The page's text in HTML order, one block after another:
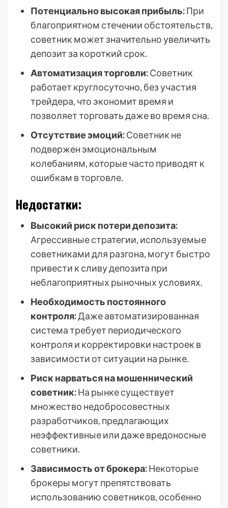
Потенциально высокая прибыль:При
благоприятном стечении обстоятельств,
советник может значительно увеличить
депозит за короткий срок.
Автоматизация торговли:Советник
работает круглосуточно, без участия
трейдера, что экономит время и
позволяет торговать даже во время сна.
Отсутствие эмоций:Советник не
подвержен эмоциональным
колебаниям, которые часто приводят к
ошибкам в торговле.
Недостатки:
Высокий риск потери депозита:
Агрессивные стратегии, используемые
советниками для разгона, могут быстро
привести к сливу депозита при
неблагоприятных рыночных условиях.
Необходимость постоянного
контроля:Даже автоматизированная
система требует периодического
контроля и корректировки настроек в
зависимости от ситуации на рынке.
Риск нарваться на мошеннический
советник:На рынке существует
множество недобросовестных
разработчиков, предлагающих
неэффективные или даже вредоносные
советники.
Зависимость от брокера:Некоторые
брокеры могут препятствовать
использованию советников, особенно